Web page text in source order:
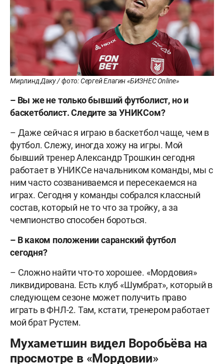
Мирлинд Даку / фото: Сергей Елагин «БИЗНЕС Online»
– Вы же не только бывший футболист, но и
баскетболист. Следите за УНИКСом?
– Даже сейчас я играю в баскетбол чаще, чем в
футбол. Слежу, иногда хожу на игры. Мой
бывший тренер Александр Трошкин сегодня
работает в УНИКСе начальником команды, мы с
ним часто созваниваемся и пересекаемся на
играх. Сегодня у команды собрался классный
состав, который не то что за тройку, а за
чемпионство способен бороться.
– В каком положении саранский футбол
сегодня?
– Сложно найти что-то хорошее. «Мордовия»
ликвидирована. Есть клуб «Шумбрат», который в
следующем сезоне может получить право
играть в ФНЛ-2. Там, кстати, тренером работает
мой брат Рустем.
Мухаметшин видел Воробьёва на
просмотре в «Мордовии»